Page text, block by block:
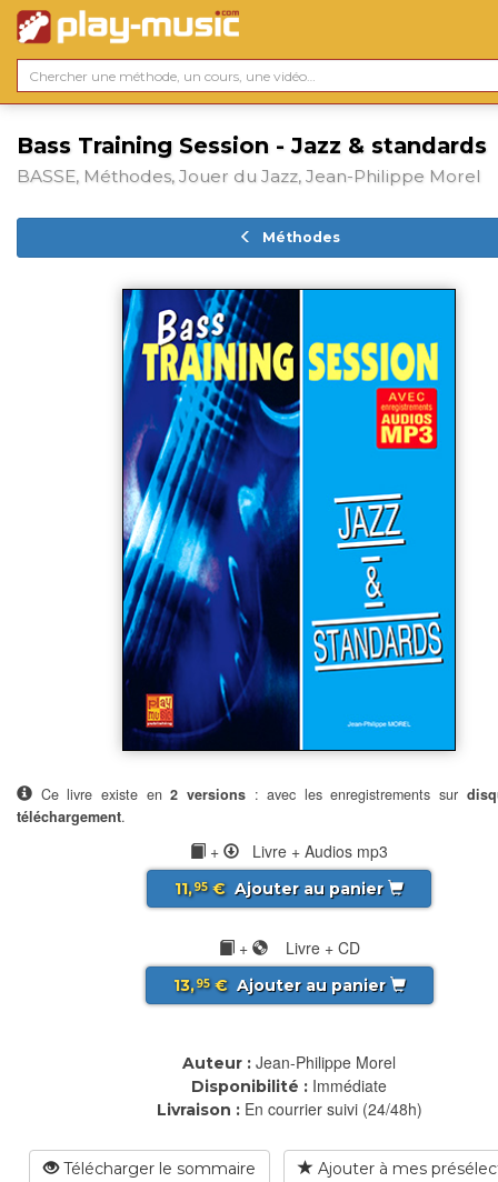
Bass Training Session - Jazz & standards
BASSE, Méthodes, Jouer du Jazz, Jean-Philippe Morel
Méthodes
Ce livre existe en2 versions: avec les enregistrements sur
téléchargement.
+ Livre + Audios mp3
11,95€ Ajouter au panier
+ Livre + CD
13,95€ Ajouter au panier
Auteur : Jean-Philippe Morel
Disponibilité : Immédiate
Livraison : En courrier suivi (24/48h)
Télécharger le sommaire Ajouter à mes